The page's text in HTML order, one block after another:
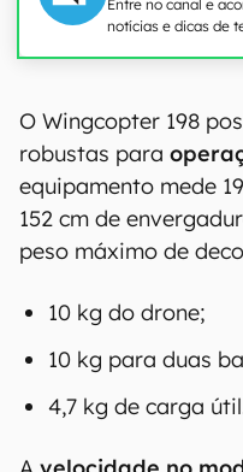
Entre no canal e
notícias e dicas de
O Wingcopter 198